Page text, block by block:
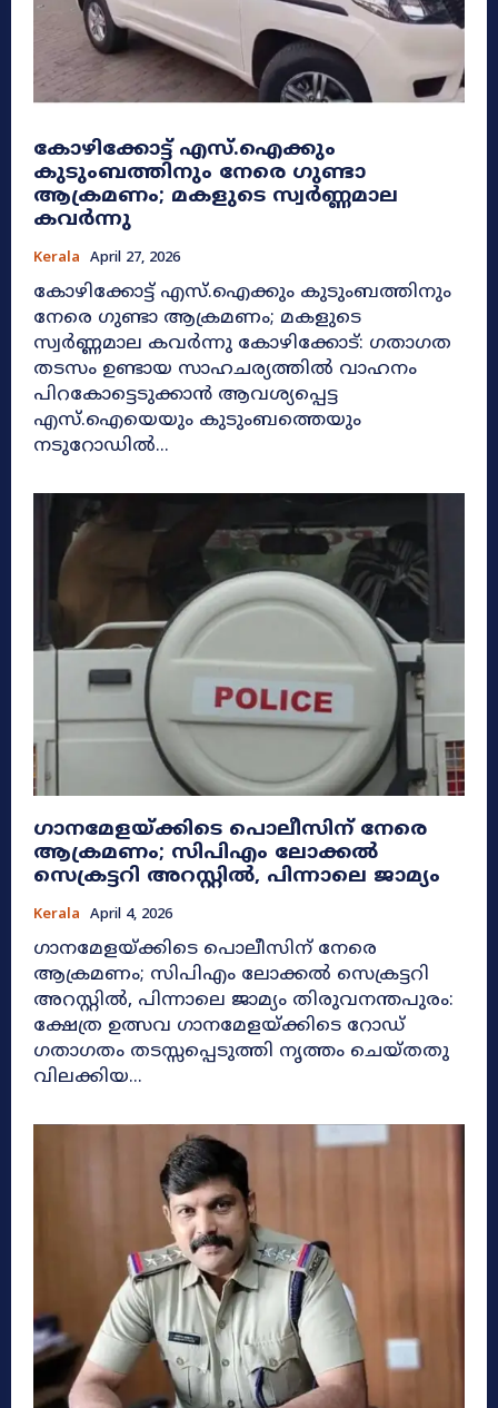
കോഴിക്കോട്ട് എസ്.ഐക്കും
കുടുംബത്തിനും നേരെ ഗുണ്ടാ
ആക്രമണം; മകളുടെ സ്വർണ്ണമാല
കവർന്നു
Kerala April 27, 2026
കോഴിക്കോട്ട് എസ്.ഐക്കും കുടുംബത്തിനും
നേരെ ഗുണ്ടാ ആക്രമണം; മകളുടെ
സ്വർണ്ണമാല കവർന്നു കോഴിക്കോട്: ഗതാഗത
തടസം ഉണ്ടായ സാഹചര്യത്തിൽ വാഹനം
പിറകോട്ടെടുക്കാൻ ആവശ്യപ്പെട്ട
എസ്.ഐയെയും കുടുംബത്തെയും
നടുറോഡിൽ...
ഗാനമേളയ്ക്കിടെ പൊലീസിന് നേരെ
ആക്രമണം; സിപിഎം ലോക്കൽ
സെക്രട്ടറി അറസ്റ്റിൽ, പിന്നാലെ ജാമ്യം
Kerala April 4, 2026
ഗാനമേളയ്ക്കിടെ പൊലീസിന് നേരെ
ആക്രമണം; സിപിഎം ലോക്കൽ സെക്രട്ടറി
അറസ്റ്റിൽ, പിന്നാലെ ജാമ്യം തിരുവനന്തപുരം:
ക്ഷേത്ര ഉത്സവ ഗാനമേളയ്ക്കിടെ റോഡ്
ഗതാഗതം തടസ്സപ്പെടുത്തി നൃത്തം ചെയ്തതു
വിലക്കിയ...